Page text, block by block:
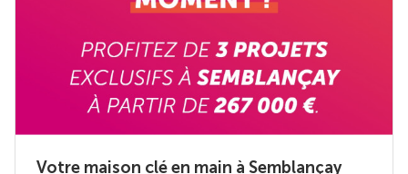
Votre maison clé en main à Semblançay